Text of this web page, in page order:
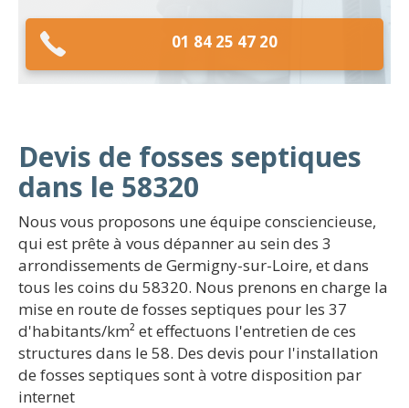
01 84 25 47 20
Devis de fosses septiques
dans le 58320
Nous vous proposons une équipe consciencieuse,
qui est prête à vous dépanner au sein des 3
arrondissements de Germigny-sur-Loire, et dans
tous les coins du 58320. Nous prenons en charge la
mise en route de fosses septiques pour les 37
d'habitants/km² et effectuons l'entretien de ces
structures dans le 58. Des devis pour l'installation
de fosses septiques sont à votre disposition par
internet